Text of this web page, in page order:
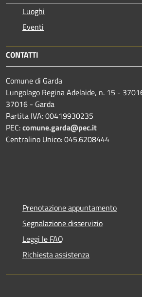
Luoghi
Eventi
CONTATTI
Comune di Garda
Lungolago Regina Adelaide, n. 15 -
37016 - Garda
Partita IVA: 00419930235
PEC:comune.garda@pec.it
Centralino Unico: 045.6208444
Prenotazione appuntamento
Segnalazione disservizio
Leggi le FAQ
Richiesta assistenza